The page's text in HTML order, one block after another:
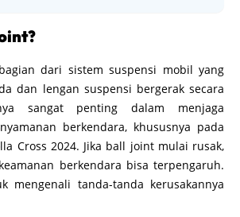
dari sistem suspensi mobil yang
dan lengan suspensi bergerak secara
sangat penting dalam menjaga
berkendara, khususnya pada
Cross 2024. Jika ball joint mulai rusak,
berkendara bisa terpengaruh.
mengenali tanda-tanda kerusakannya